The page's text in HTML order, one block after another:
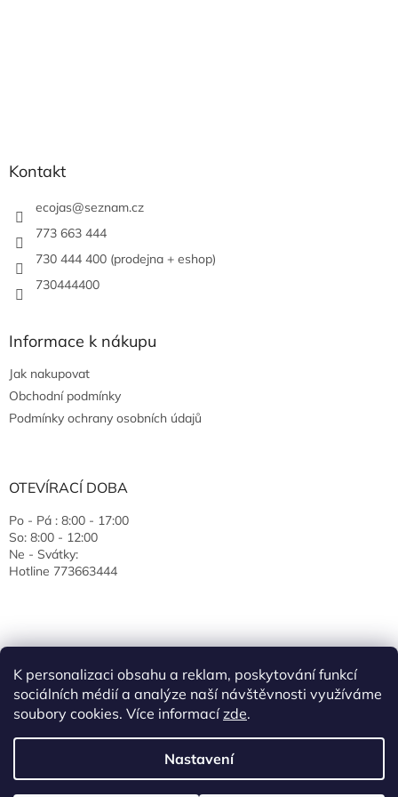
K personalizaci obsahu a reklam, poskytování funkcí
sociálních médií a analýze naší návštěvnosti využíváme
soubory cookies. Více informacízde.
Nastavení
Kontakt
ecojas@seznam.cz
773 663 444
730 444 400 (prodejna + eshop)
730444400
Informace k nákupu
Jak nakupovat
Obchodní podmínky
Podmínky ochrany osobních údajů
OTEVÍRACÍ DOBA
Po - Pá : 8:00 - 17:00
So: 8:00 - 12:00
Ne - Svátky:
Hotline 773663444